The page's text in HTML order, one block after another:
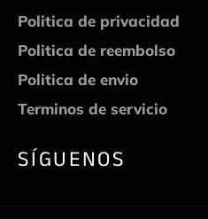
Politica de privacidad
Politica de reembolso
Politica de envio
Terminos de servicio
SÍGUENOS